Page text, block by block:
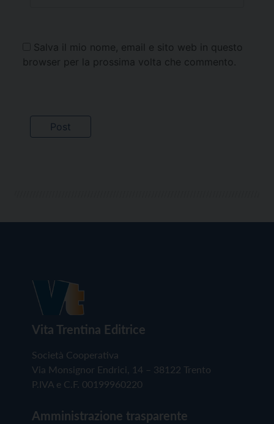
Salva il mio nome, email e sito web in questo
browser per la prossima volta che commento.
Vita Trentina Editrice
Società Cooperativa
Via Monsignor Endrici, 14 – 38122 Trento
P.IVA e C.F. 00199960220
Amministrazione trasparente